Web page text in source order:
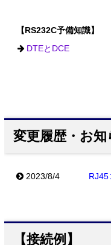
【RS232C予備知識】
DTEとDCE
変更履歴・お知
2023/8/4 RJ45
【接続例】